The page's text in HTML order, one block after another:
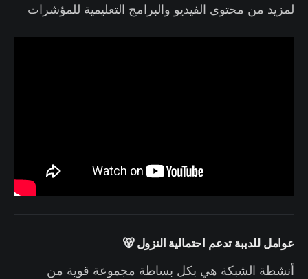
لمزيد من محتوى الفيديو والبرامج التعليمية للمؤشرات
عوامل للدببة تدعم احتمالية النزول 🐻
أنشطة الشبكة هي بكل بساطة مجموعة قوية من